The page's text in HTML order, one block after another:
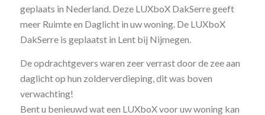
geplaats in Nederland. Deze LUXboX DakSerre geeft
meer Ruimte en Daglicht in uw woning. De LUXboX
DakSerre is geplaatst in Lent bij Nijmegen.
De opdrachtgevers waren zeer verrast door de zee aan
daglicht op hun zolderverdieping, dit was boven
verwachting!
Bent u benieuwd wat een LUXboX voor uw woning kan